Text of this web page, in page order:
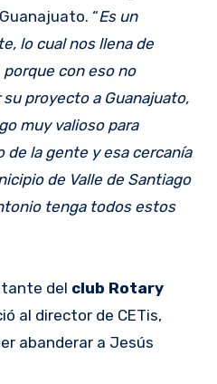
“Es un
lo cual nos llena de
con eso no
proyecto a Guanajuato,
muy valioso para
la gente y esa cercanía
de Valle de Santiago
tenga todos estos
del club Rotary
al director de CETis,
abanderar a Jesús